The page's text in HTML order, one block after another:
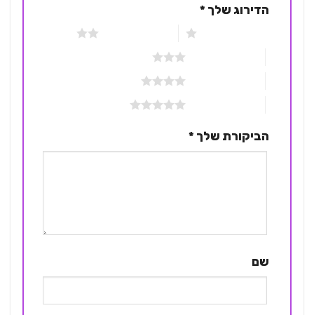
הדירוג שלך*
2 מתוך 5 כוכבים
הביקורת שלך*
שם